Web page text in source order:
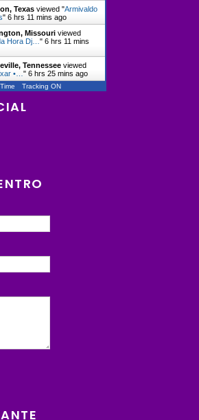
Texas viewed "Armivaldo
"6 hrs 11 mins ago
Missouri viewed
Hora Dj…"6 hrs 11 mins
Tennessee viewed
•…"6 hrs 25 mins ago
Tracking ON